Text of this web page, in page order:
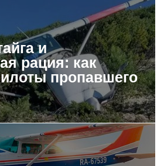
и
рация: как
пропавшего